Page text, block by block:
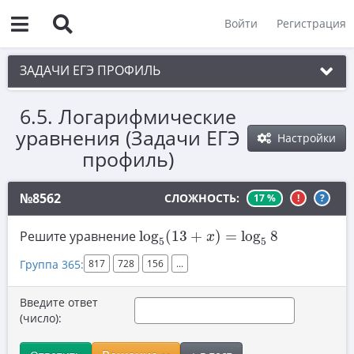
Войти Регистрация
ЗАДАЧИ ЕГЭ ПРОФИЛЬ
1. Планиметрия
2. Векторы
3. Стереометрия
4. Классическое определение вероятности
5. Теория вероятностей
6. Уравнения
6.1. Алгебраические уравнения
6.2. Рациональные уравнения
6.3. Иррациональные уравнения
Настройки
6.5. Логарифмические
уравнения (Задачи ЕГЭ
профиль)
№8562 СЛОЖНОСТЬ: 17 % ! ?
Решите уравнениеlog5(13 + x) = log5 8
log 5(13 + )= 58
Группа 365: 817 728 156 ...
Введите ответ
(число):